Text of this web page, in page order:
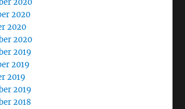
2020
2020
2020
2020
2019
2019
2019
2019
2018